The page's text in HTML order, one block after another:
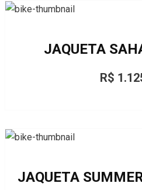
JAQUETA
R$
JAQUETA